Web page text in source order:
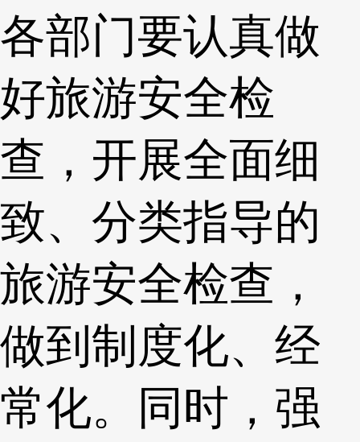
各部门要认真做
好旅游安全检
查，开展全面细
致、分类指导的
旅游安全检查，
做到制度化、经
常化。同时，强